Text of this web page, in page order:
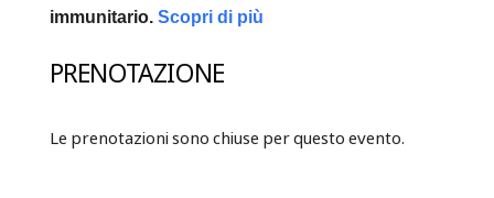
immunitario. Scopri di più
PRENOTAZIONE
Le prenotazioni sono chiuse per questo evento.